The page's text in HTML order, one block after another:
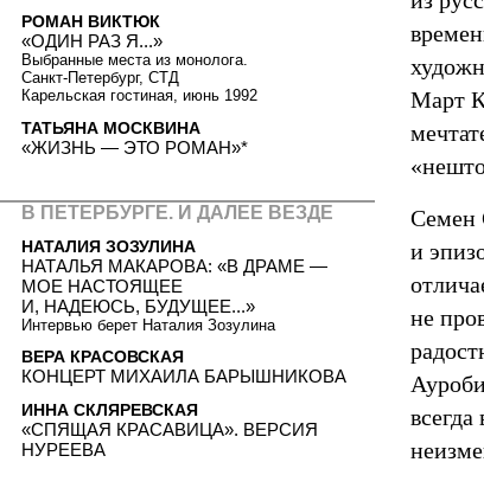
Март
Семен
и
не
РОМАН ВИКТЮК
«ОДИН РАЗ Я...»
Выбранные места из монолога.
Санкт-Петербург, СТД
Карельская гостиная, июнь 1992
ТАТЬЯНА МОСКВИНА
«ЖИЗНЬ — ЭТО РОМАН»*
В ПЕТЕРБУРГЕ. И ДАЛЕЕ ВЕЗДЕ
НАТАЛИЯ ЗОЗУЛИНА
НАТАЛЬЯ МАКАРОВА: «В ДРАМЕ —
МОЕ НАСТОЯЩЕЕ
И, НАДЕЮСЬ, БУДУЩЕЕ...»
Интервью берет Наталия Зозулина
ВЕРА КРАСОВСКАЯ
КОНЦЕРТ МИХАИЛА БАРЫШНИКОВА
ИННА СКЛЯРЕВСКАЯ
«СПЯЩАЯ КРАСАВИЦА». ВЕРСИЯ
НУРЕЕВА